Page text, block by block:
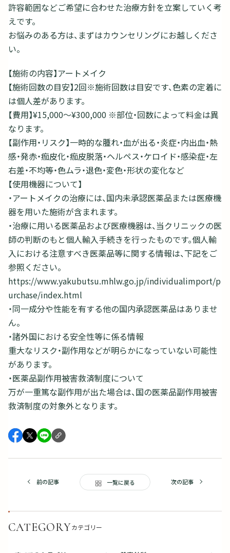
許容範囲などご希望に合わせた治療方針を立案していく考
えです。
お悩みのある方は、まずはカウンセリングにお越しくださ
い。
【施術の内容】アートメイク
【施術回数の目安】2回※施術回数は目安です、色素の定着に
は個人差があります。
【費用】¥15,000～¥300,000 ※部位・回数によって料金は異
なります。
【副作用・リスク】一時的な腫れ・血が出る・炎症・内出血・熱
感・発赤・痂皮化・痂皮脱落・ヘルペス・ケロイド・感染症・左
右差・不均等・色ムラ・退色・変色・形状の変化など
【使用機器について】
・アートメイクの治療には、国内未承認医薬品または医療機
器を用いた施術が含まれます。
・治療に用いる医薬品および医療機器は、当クリニックの医
師の判断のもと個人輸入手続きを行ったものです。個人輸
入における注意すべき医薬品等に関する情報は、下記をご
参照ください。
https://www.yakubutsu.mhlw.go.jp/individualimport/p
urchase/index.html
・同一成分や性能を有する他の国内承認医薬品はありませ
ん。
・諸外国における安全性等に係る情報
重大なリスク・副作用などが明らかになっていない可能性
があります。
・医薬品副作用被害救済制度について
万が一重篤な副作用が出た場合は、国の医薬品副作用被害
救済制度の対象外となります。
前の記事 一覧に戻る 次の記事
CATEGORYカテゴリー